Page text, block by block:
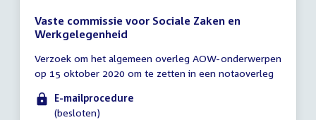
Vaste commissie voor Sociale Zaken en
Werkgelegenheid
vergadering
tot
10:00
uur
Verzoek om het algemeen overleg AOW-onderwerpen
op 15 oktober 2020 om te zetten in een notaoverleg
E-mailprocedure
(besloten)